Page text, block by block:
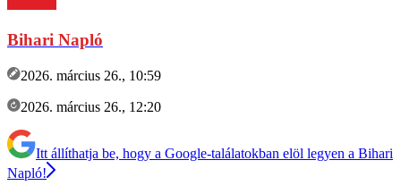
Bihari Napló
2026. március 26., 10:59
2026. március 26., 12:20
Itt állíthatja be, hogy a Google-találatokban elöl legyen a Bihari
Napló!